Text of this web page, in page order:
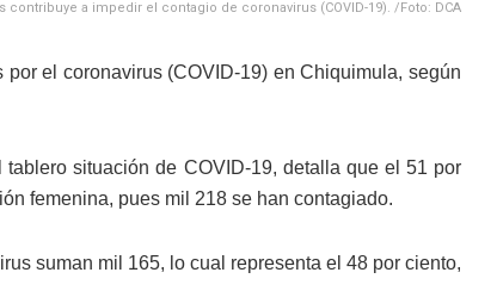
contribuye a impedir el contagio de coronavirus (COVID-19). /Foto: DCA
el coronavirus (COVID-19) en Chiquimula, según
tablero situación de COVID-19, detalla que el 51 por
femenina, pues mil 218 se han contagiado.
suman mil 165, lo cual representa el 48 por ciento,